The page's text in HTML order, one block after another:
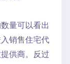
量可以看出
销售住宅代
供商。反过